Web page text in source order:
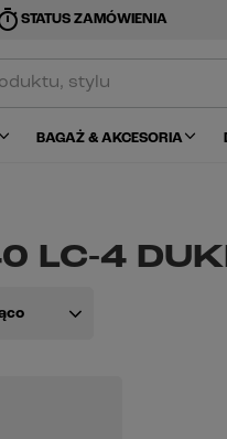
STATUS ZAMÓWIENIA
BAGAŻ & AKCESORIA
LC-4